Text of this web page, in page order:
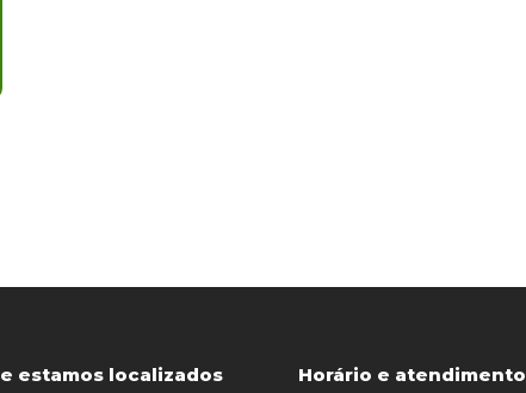
estamos localizados Horário e atendimento